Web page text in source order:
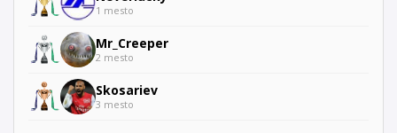
1 mesto
Mr_Creeper
2 mesto
Skosariev
3 mesto